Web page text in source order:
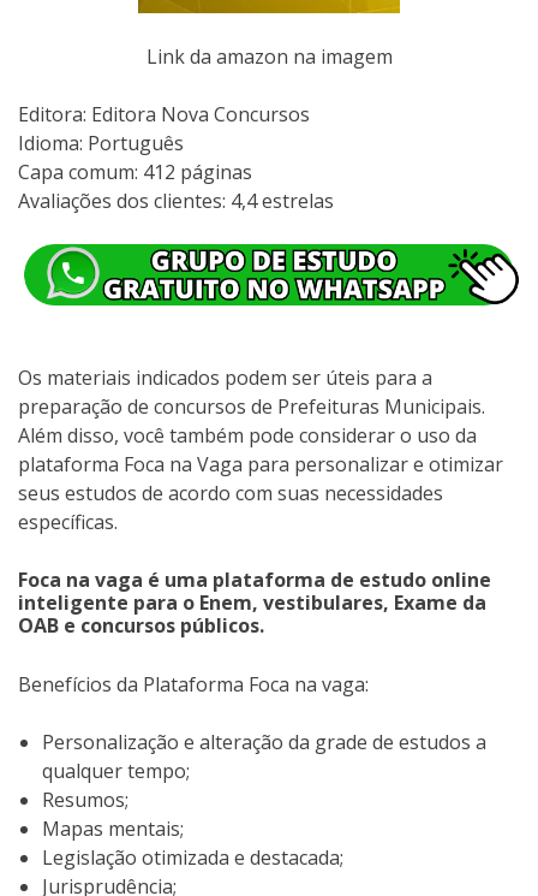
Link da amazon na imagem
Editora: Editora Nova Concursos
Idioma: Português
Capa comum: 412 páginas
Avaliações dos clientes: 4,4 estrelas
Os materiais indicados podem ser úteis para a
preparação de concursos de Prefeituras Municipais.
Além disso, você também pode considerar o uso da
plataforma Foca na Vaga para personalizar e otimizar
seus estudos de acordo com suas necessidades
específicas.
Foca na vaga é uma plataforma de estudo online
inteligente para o Enem, vestibulares, Exame da
OAB e concursos públicos.
Benefícios da Plataforma Foca na vaga:
Personalização e alteração da grade de estudos a
qualquer tempo;
Resumos;
Mapas mentais;
Legislação otimizada e destacada;
Jurisprudência;